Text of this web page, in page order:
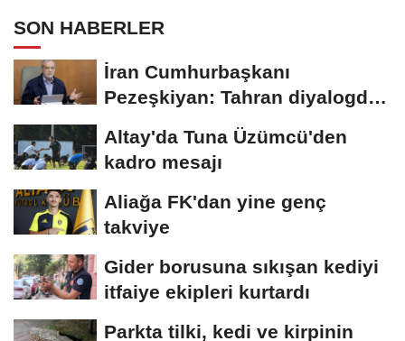
SON HABERLER
İran Cumhurbaşkanı
Pezeşkiyan: Tahran diyalogdan
yana ancak teslime...
Altay'da Tuna Üzümcü'den
kadro mesajı
Aliağa FK'dan yine genç
takviye
Gider borusuna sıkışan kediyi
itfaiye ekipleri kurtardı
Parkta tilki, kedi ve kirpinin